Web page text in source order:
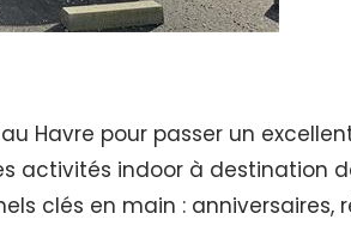
Havre pour passer un
activités indoor à destination
clés en main : anniversaires,